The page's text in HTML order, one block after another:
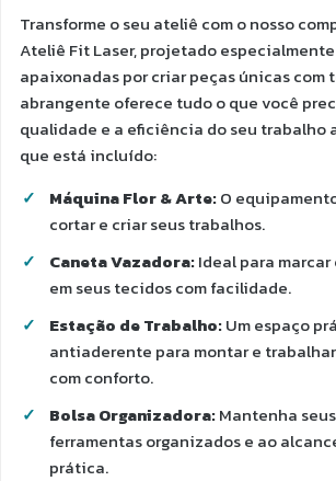
Transforme o seu ateliê com o nosso
Ateliê Fit Laser, projetado
apaixonadas por criar peças únicas com
abrangente oferece tudo o que você
qualidade e a eficiência do seu trabalho
que está incluído:
Máquina Flor & Arte:O
cortar e criar seus trabalhos.
Caneta Vazadora:Ideal para
em seus tecidos com facilidade.
Estação de Trabalho:Um espaço
antiaderente para montar e
com conforto.
Bolsa Organizadora:Mantenha
ferramentas organizados e ao
prática.